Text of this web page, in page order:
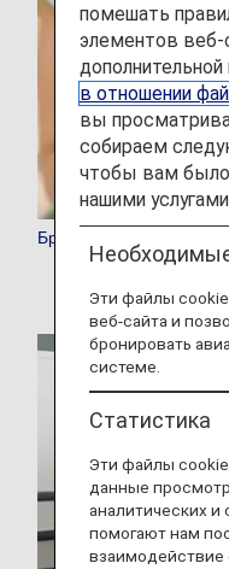
Бронирование
помешать
элементов веб-
в отношении
вы
собираем
чтобы вам
нашими
Эти файлы
веб-сайта и
бронировать
системе.
Статистика
Эти файлы
данные
аналитических и
помогают нам
взаимодействие